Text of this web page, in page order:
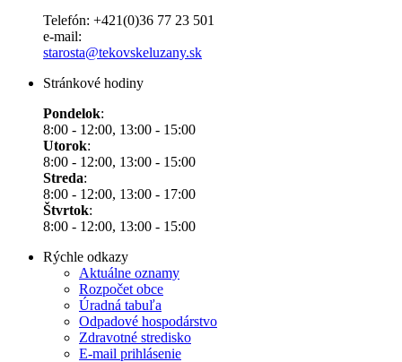
Telefón: +421(0)36 77 23 501
e-mail:
starosta@tekovskeluzany.sk
Stránkové hodiny
Pondelok:
8:00 - 12:00, 13:00 - 15:00
Utorok:
8:00 - 12:00, 13:00 - 15:00
Streda:
8:00 - 12:00, 13:00 - 17:00
Štvrtok:
8:00 - 12:00, 13:00 - 15:00
Rýchle odkazy
Aktuálne oznamy
Rozpočet obce
Úradná tabuľa
Odpadové hospodárstvo
Zdravotné stredisko
E-mail prihlásenie